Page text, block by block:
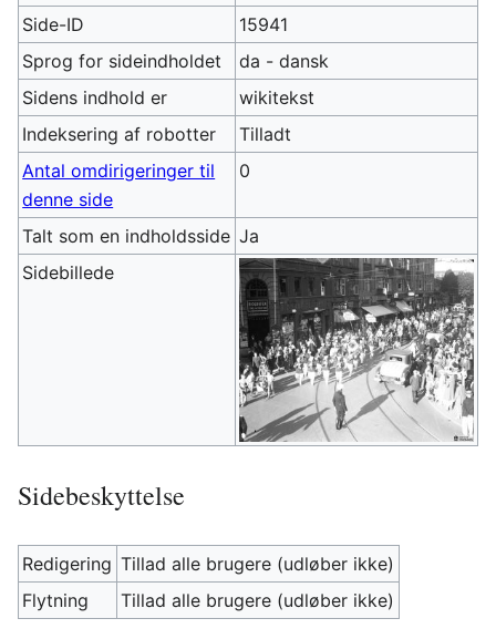
Side-ID
15941
Sprog for sideindholdet
da - dansk
Sidens indhold er
wikitekst
Indeksering af robotter
Tilladt
Antal omdirigeringer til
denne side
0
Talt som en indholdsside Ja
Sidebillede
Sidebeskyttelse
Redigering Tillad alle brugere (udløber ikke)
Flytning
Tillad alle brugere (udløber ikke)